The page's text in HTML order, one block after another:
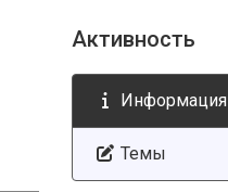
Активность
Информация
Темы